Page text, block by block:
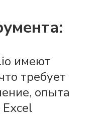
имеют
требует
опыта